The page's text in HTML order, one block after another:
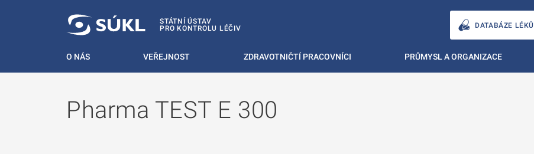
STÁTNÍ ÚSTAV
PRO KONTROLU LÉČIV
DATABÁZE LÉKŮ
O NÁS VEŘEJNOST ZDRAVOTNIČTÍ PRACOVNÍCI PRŮMYSL A ORGANIZACE
Pharma TEST E 300